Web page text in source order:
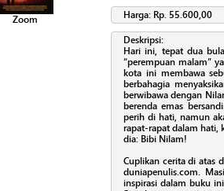
Zoom Harga: Rp. 55.600,00
Deskripsi:
Hari ini, tepat dua
“perempuan malam”
kota ini membawa
berbahagia
berwibawa dengan
berenda emas
perih di hati, namun
rapat-rapat dalam hati,
dia: Bibi Nilam!
Cuplikan cerita di atas
duniapenulis.com.
inspirasi dalam buku